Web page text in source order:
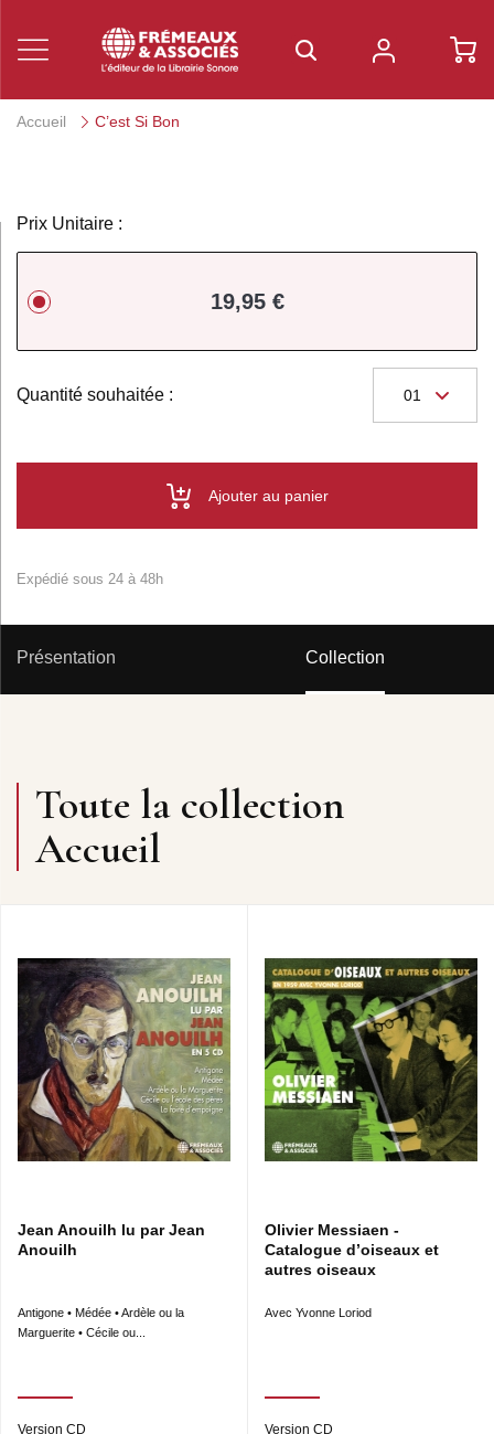
Accueil C’est Si Bon
Prix Unitaire :
19,95 €
Quantité souhaitée :
Ajouter au panier
Expédié sous 24 à 48h
Présentation Collection
Toute la collection
Accueil
Jean Anouilh lu par Jean
Anouilh
Antigone • Médée • Ardèle ou la
Marguerite • Cécile ou...
Version CD
Olivier Messiaen -
Catalogue d’oiseaux et
autres oiseaux
Avec Yvonne Loriod
Version CD